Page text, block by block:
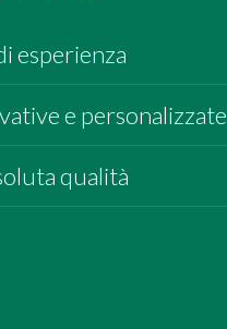
esperienza
e personalizzate
qualità